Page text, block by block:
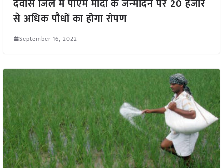
देवास जिले में पीएम मोदी के जन्‍मदिन पर 20 हजार
से अधिक पौधों का होगा रोपण
September 16, 2022